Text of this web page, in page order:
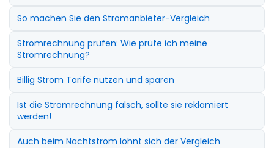
So machen Sie den Stromanbieter-Vergleich
Stromrechnung prüfen: Wie prüfe ich meine
Stromrechnung?
Billig Strom Tarife nutzen und sparen
Ist die Stromrechnung falsch, sollte sie reklamiert
werden!
Auch beim Nachtstrom lohnt sich der Vergleich